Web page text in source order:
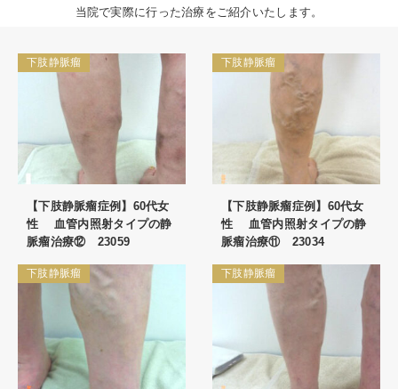
当院で実際に行った治療をご紹介いたします。
下肢静脈瘤
【下肢静脈瘤症例】60代女
性 血管内照射タイプの静
脈瘤治療⑫ 23059
下肢静脈瘤
【下肢静脈瘤症例】60代女
性 血管内照射タイプの静
脈瘤治療⑪ 23034
下肢静脈瘤 下肢静脈瘤